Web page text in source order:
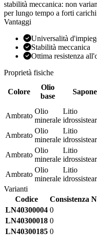
stabilità meccanica: non
per lungo tempo a forti
Vantaggi
Universalità
Stabilità meccanica
Ottima resistenza
Proprietà fisiche
Colore
Olio
base
Sapone
Ambrato
Olio
minerale
Litio
Ambrato
Olio
minerale
Litio
Ambrato
Olio
minerale
Litio
Ambrato
Olio
minerale
Litio
Varianti
Codice
Consistenza
LN40300004 0
LN40300018 0
LN40300185 0